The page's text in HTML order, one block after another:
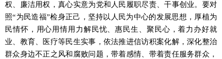
权、廉洁用权，真心实意为党和人民履职尽责、干事创业。要对
照“为民造福”检身正己，坚持以人民为中心的发展思想，厚植为
民情怀，用心用情用力解民忧、惠民生、聚民心，着力办好就
业、教育、医疗等民生实事，依法推进信访积案化解，深化整治
群众身边不正之风和腐败问题，带着感情、带着责任服务群众，